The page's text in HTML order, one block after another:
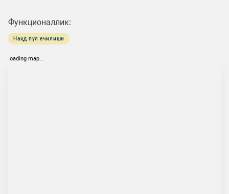
Функционаллик:
Нақд пул ечилиши
loading map...